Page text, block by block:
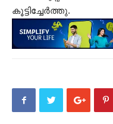
കൂട്ടിച്ചേർത്തു.